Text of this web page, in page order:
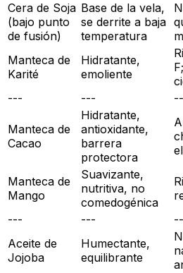
Cera de Soja
(bajo punto
de fusión)
Base de la vela,
se derrite a baja
temperatura
Manteca de
Karité
Hidratante,
emoliente
---
---
Manteca de
Cacao
Hidratante,
antioxidante,
barrera
protectora
Manteca de
Mango
Suavizante,
nutritiva, no
comedogénica
---
---
Aceite de
Jojoba
Humectante,
equilibrante